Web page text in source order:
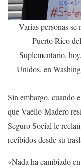
Varias personas
Puerto Rico
Suplementario,
Unidos, en
Sin embargo, cuando
que Vaello-Madero
Seguro Social le
recibidos desde su
«Nada ha cambiado